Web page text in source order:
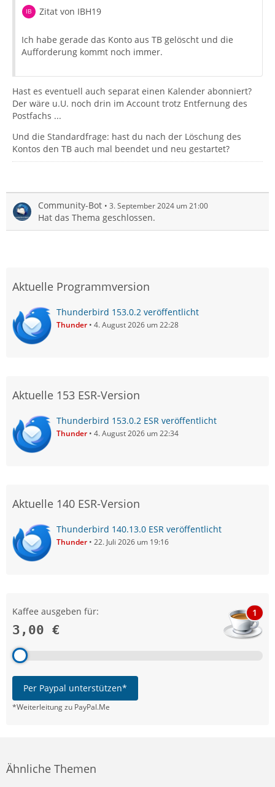
Zitat von IBH19
Ich habe gerade das Konto aus TB gelöscht und die
Aufforderung kommt noch immer.
Hast es eventuell auch separat einen Kalender abonniert?
Der wäre u.U. noch drin im Account trotz Entfernung des
Postfachs ...
Und die Standardfrage: hast du nach der Löschung des
Kontos den TB auch mal beendet und neu gestartet?
Community-Bot 3. September 2024 um 21:00
Hat das Thema geschlossen.
Aktuelle Programmversion
Thunderbird 153.0.2 veröffentlicht
Thunder 4. August 2026 um 22:28
Aktuelle 153 ESR-Version
Thunderbird 153.0.2 ESR veröffentlicht
Thunder 4. August 2026 um 22:34
Aktuelle 140 ESR-Version
Thunderbird 140.13.0 ESR veröffentlicht
Thunder 22. Juli 2026 um 19:16
Kaffee ausgeben für:
3,00 €
1
Per Paypal unterstützen*
*Weiterleitung zu PayPal.Me
Ähnliche Themen